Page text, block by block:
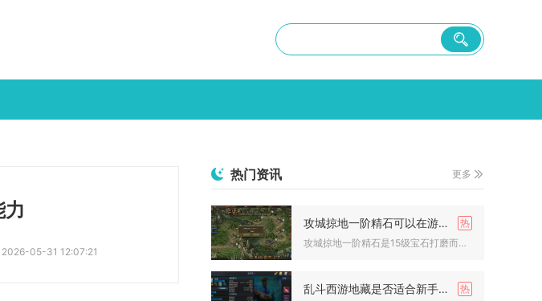
2026-05-31 12:07:21
热门资讯 更多
攻城掠地一阶精石可以在游戏中达到怎样的效果
攻城掠地一阶精石是15级宝石打磨而成的基础晶石，能大幅提升武...
乱斗西游地藏是否适合新手玩家